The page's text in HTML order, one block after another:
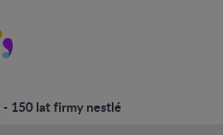
150 lat firmy nestlé